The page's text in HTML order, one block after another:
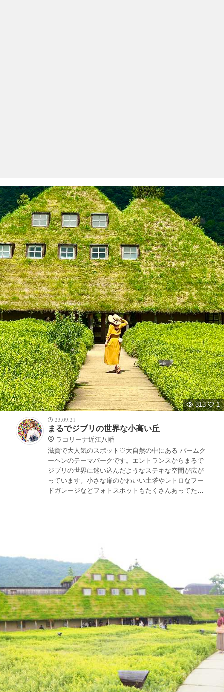
313
1
23.09.21
まるでジブリの世界な小高い丘
ラコリーナ近江八幡
滋賀で大人気のスポット♡大自然の中にある バームク
ーヘンのテーマパークです。エントランスからまるで
ジブリの世界に迷い込んだようなステキな空間が広が
っています。小さな扉のかわいい土塔やレトロなフー
ドガレージなどフォトスポットもたくさんあってたの